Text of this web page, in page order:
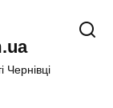
Чернівці